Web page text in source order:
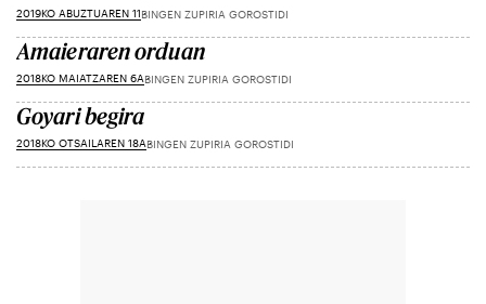
2019KO ABUZTUAREN 11BINGEN ZUPIRIA GOROSTIDI
Amaieraren orduan
2018KO MAIATZAREN 6ABINGEN ZUPIRIA GOROSTIDI
Goyari begira
2018KO OTSAILAREN 18ABINGEN ZUPIRIA GOROSTIDI